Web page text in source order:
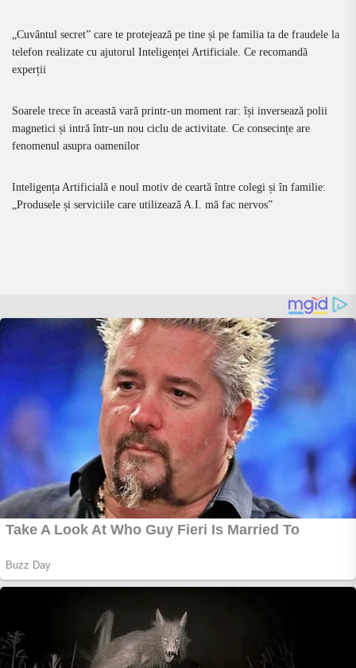
„Cuvântul secret” care te protejează pe tine și pe familia ta de fraudele la
telefon realizate cu ajutorul Inteligenței Artificiale. Ce recomandă
experții
Soarele trece în această vară printr-un moment rar: își inversează polii
magnetici și intră într-un nou ciclu de activitate. Ce consecințe are
fenomenul asupra oamenilor
Inteligența Artificială e noul motiv de ceartă între colegi și în familie:
„Produsele și serviciile care utilizează A.I. mă fac nervos”